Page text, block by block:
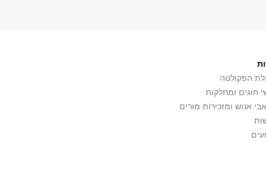
הפקולטה
חוגים ומחלקות
אנוש ומזכירות מורים